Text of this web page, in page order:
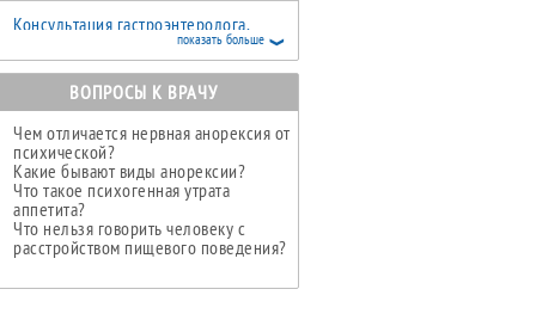
Консультация гастроэнтеролога,
д.мед.н. Щербининой М.Б.
Цифровая видео гастродуоденоскопия
УЗИ органов брюшной полости и
забрюшинного пространства (с
почками)
показать больше
ВОПРОСЫ К ВРАЧУ
Чем отличается нервная анорексия от
психической?
Какие бывают виды анорексии?
Что такое психогенная утрата
аппетита?
Что нельзя говорить человеку с
расстройством пищевого поведения?
питания, обеспечивающий постепенное увеличение
витамино-минеральными растворами. Выход из кашекстического
нацеленные на формирование адекватного восприятия пищи и